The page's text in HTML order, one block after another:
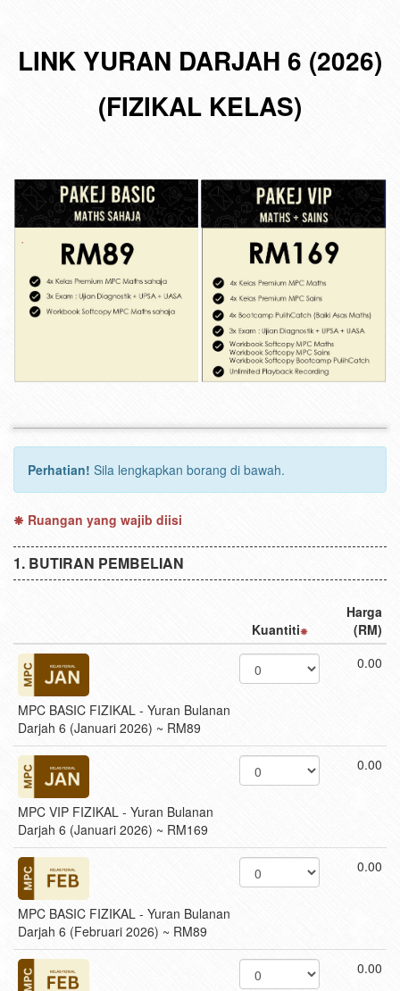
LINK YURAN DARJAH 6 (2026)
(FIZIKAL KELAS)
Perhatian! Sila lengkapkan borang di bawah.
Ruangan yang wajib diisi
BUTIRAN PEMBELIAN
Kuantiti
Harga
(RM)
MPC BASIC FIZIKAL - Yuran Bulanan
Darjah 6 (Januari 2026) ~ RM89
0.00
MPC VIP FIZIKAL - Yuran Bulanan
Darjah 6 (Januari 2026) ~ RM169
0.00
MPC BASIC FIZIKAL - Yuran Bulanan
Darjah 6 (Februari 2026) ~ RM89
0.00
0.00